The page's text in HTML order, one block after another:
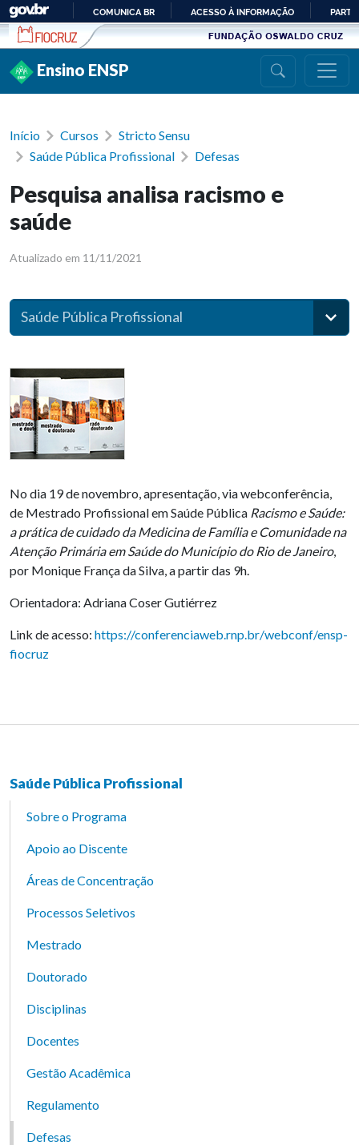
Ir para conteúdo
PARA
COMUNICA BR ACESSO À INFORMAÇÃO
Ensino ENSP
Início Cursos
Stricto Sensu
Saúde Pública Profissional
Defesas
Pesquisa analisa racismo e
saúde
Atualizado em 11/11/2021
Saúde Pública Profissional
No dia 19 de novembro, apresentação, via webconferência,
de Mestrado Profissional em Saúde Pública Racismo e Saúde:
a prática de cuidado da Medicina de Família e Comunidade na
Atenção Primária em Saúde do Município do Rio de Janeiro,
por Monique França da Silva, a partir das 9h.
Orientadora: Adriana Coser Gutiérrez
Link de acesso: https://conferenciaweb.rnp.br/webconf/ensp-
fiocruz
Saúde Pública Profissional
Sobre o Programa
Apoio ao Discente
Áreas de Concentração
Processos Seletivos
Mestrado
Doutorado
Disciplinas
Docentes
Gestão Acadêmica
Regulamento
Defesas